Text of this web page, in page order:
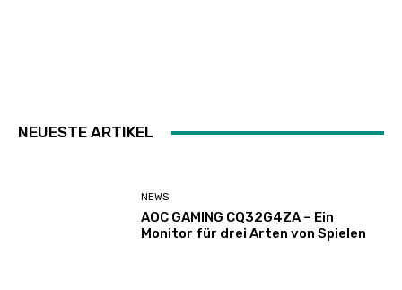
NEUESTE ARTIKEL
NEWS
AOC GAMING CQ32G4ZA – Ein
Monitor für drei Arten von Spielen